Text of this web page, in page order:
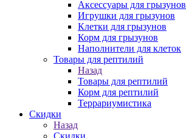
Аксессуары для грызунов
Игрушки для грызунов
Клетки для грызунов
Корм для грызунов
Наполнители для клеток
Товары для рептилий
Назад
Товары для рептилий
Корм для рептилий
Террариумистика
Скидки
Назад
Скидки